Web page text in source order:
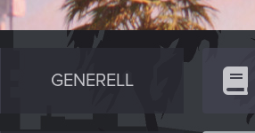
GENERELL